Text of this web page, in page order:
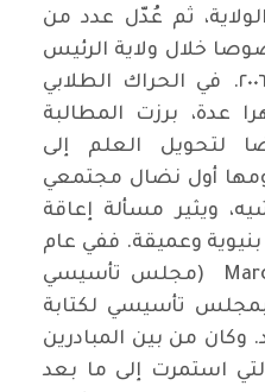
ثم عُدّل عدد من
خلال ولاية الرئيس
الاشتراكي لاغوس عام ٢٠٠٦. في الحراك الطلابي
أشهرا عدة، برزت المطالبة
لتحويل العلم إلى
أول نضال مجتمعي
ويثير مسألة إعاقة
وعميقة. ففي عام
٢٠١٣، أطلقت حملة Marca AC (مجلس تأسيسي
تأسيسي لكتابة
من بين المبادرين
استمرت إلى ما بعد